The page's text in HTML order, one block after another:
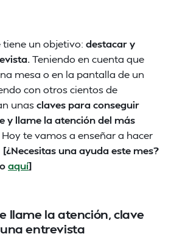
un objetivo: destacar y
Teniendo en cuenta que
mesa o en la pantalla de un
con otros cientos de
unasclaves para conseguir
y llame la atención del más
Hoy te vamos a enseñar a hacer
[¿Necesitas una ayuda este mes?
aquí]
llame la atención, clave
entrevista